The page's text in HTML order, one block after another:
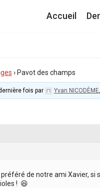
Accueil
› Pavot des champs
fois par Yvan NICODÈME
de notre ami Xavier, si
! 😆